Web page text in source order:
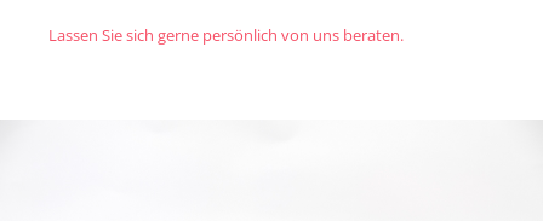
Lassen Sie sich gerne persönlich von uns beraten.